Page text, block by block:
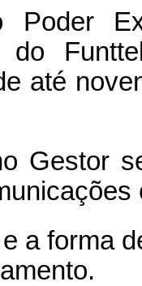
do
até
Gestor
a forma